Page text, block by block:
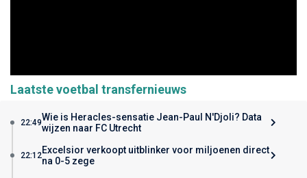
Laatste voetbal transfernieuws
22:49Wie is Heracles-sensatie Jean-Paul N'Djoli? Data
wijzen naar FC Utrecht
22:12Excelsior verkoopt uitblinker voor miljoenen direct
na 0-5 zege